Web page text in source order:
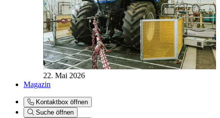
22. Mai 2026
Magazin
Kontaktbox öffnen
Suche öffnen